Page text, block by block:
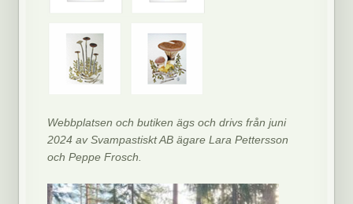
Webbplatsen och butiken ägs och drivs från juni
2024 av Svampastiskt AB ägare Lara Pettersson
och Peppe Frosch.